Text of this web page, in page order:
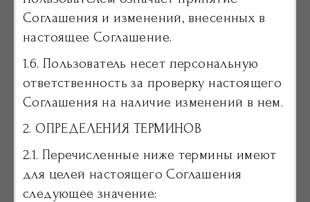
Соглашения и изменений, внесенных в
настоящее Соглашение.
1.6. Пользователь несет персональную
ответственность за проверку настоящего
Соглашения на наличие изменений в нем.
2. ОПРЕДЕЛЕНИЯ ТЕРМИНОВ
2.1. Перечисленные ниже термины имеют
для целей настоящего Соглашения
следующее значение: